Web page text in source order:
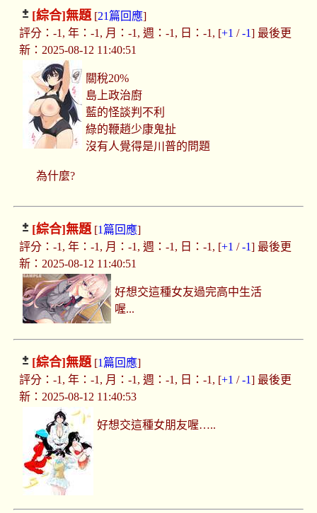
[綜合]無題[21篇回應]
評分：-1, 年：-1, 月：-1, 週：-1, 日：-1, [+1 /-1] 最後更
新：2025-08-12 11:40:51
關稅20%
島上政治廚
藍的怪談判不利
綠的鞭趙少康鬼扯
沒有人覺得是川普的問題
為什麼?
[綜合]無題[1篇回應]
評分：-1, 年：-1, 月：-1, 週：-1, 日：-1, [+1 /-1] 最後更
新：2025-08-12 11:40:51
好想交這種女友過完高中生活
喔...
[綜合]無題[1篇回應]
評分：-1, 年：-1, 月：-1, 週：-1, 日：-1, [+1 /-1] 最後更
新：2025-08-12 11:40:53
好想交這種女朋友喔…..